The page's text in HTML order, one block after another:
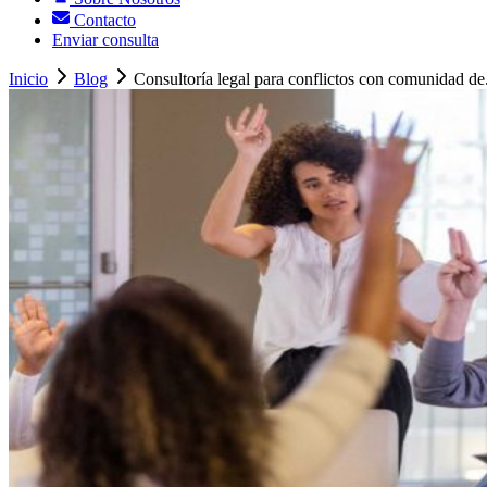
Contacto
Enviar consulta
Inicio Blog Consultoría legal para conflictos con comunidad